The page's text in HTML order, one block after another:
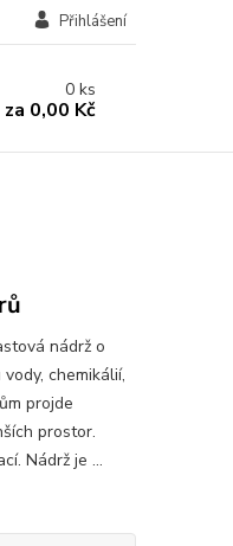
Přihlášení
0 ks
za 0,00 Kč
nádrž o
chemikálií,
projde
prostor.
Nádrž je ...